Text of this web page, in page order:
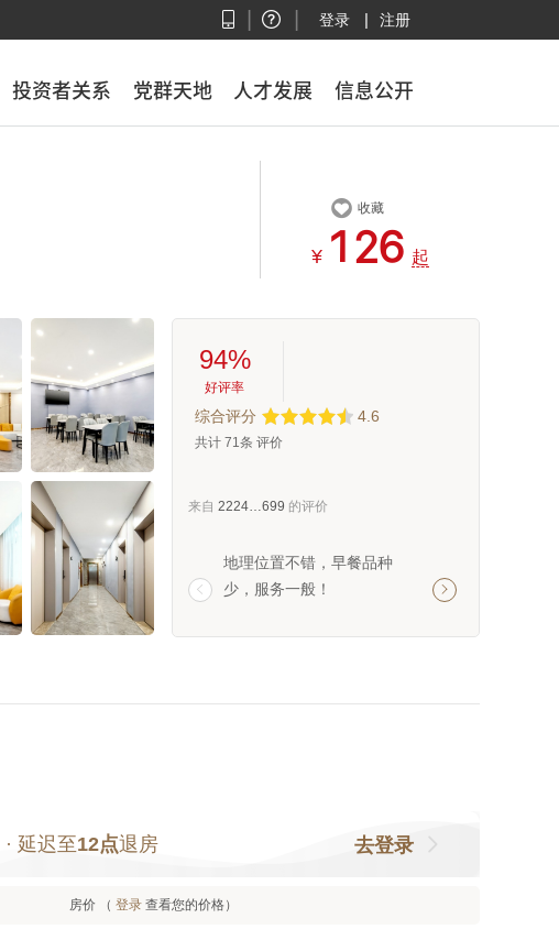
登录 | 注册
投资者关系 党群天地 人才发展 信息公开
投资者关系 党群天地 人才发展 信息公开
 收藏
¥   起
94%
好评率
综合评分 4.6
共计 71条 评价
来自 2224…699 的评价

地理位置不错，早餐品种
少，服务一般！
面；房间干净整洁
挺实在。

· 延迟至12点退房 去登录
房价 （ 登录 查看您的价格）